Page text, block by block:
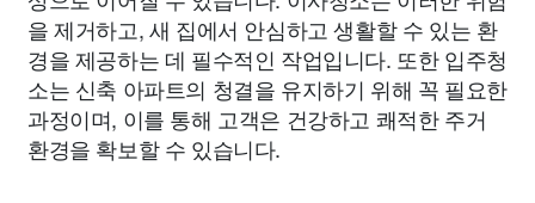
을 제거하고, 새 집에서 안심하고 생활할 수 있는 환
경을 제공하는 데 필수적인 작업입니다. 또한 입주청
소는 신축 아파트의 청결을 유지하기 위해 꼭 필요한
과정이며, 이를 통해 고객은 건강하고 쾌적한 주거
환경을 확보할 수 있습니다.